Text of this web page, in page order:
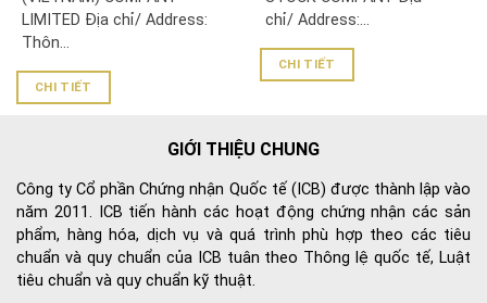
LIMITED Địa chỉ/ Address:
Thôn...
CHI TIẾT
chỉ/ Address:...
CHI TIẾT
GIỚI THIỆU CHUNG
Công ty Cổ phần Chứng nhận Quốc tế (ICB) được thành lập vào
năm 2011. ICB tiến hành các hoạt động chứng nhận các sản
phẩm, hàng hóa, dịch vụ và quá trình phù hợp theo các tiêu
chuẩn và quy chuẩn của ICB tuân theo Thông lệ quốc tế, Luật
tiêu chuẩn và quy chuẩn kỹ thuật.